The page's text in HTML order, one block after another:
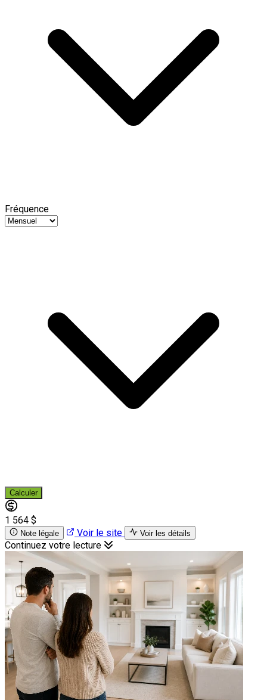
Fréquence
Calculer
1 564 $
Note légale Voir le site Voir les détails
Continuez votre lecture